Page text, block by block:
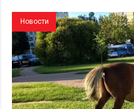
Новости